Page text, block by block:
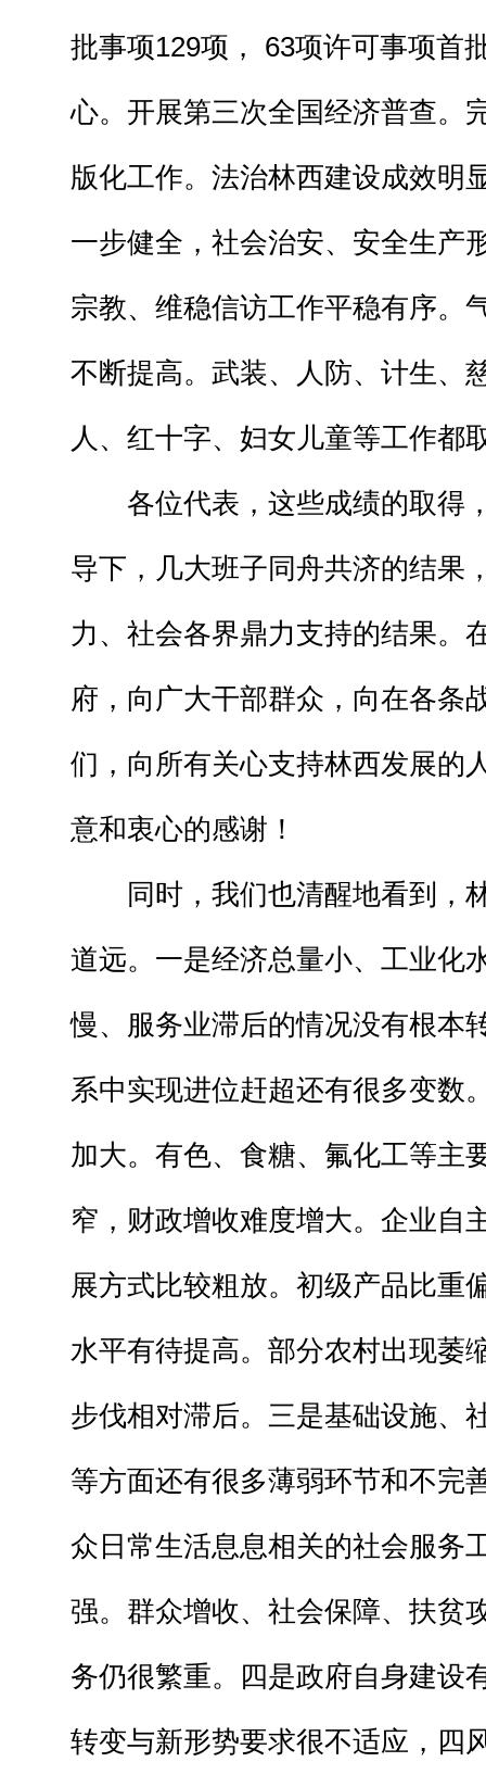
批事项129项， 63项许可事项首
心。开展第三次全国经济普查。
版化工作。法治林西建设成效明
一步健全，社会治安、安全生产
宗教、维稳信访工作平稳有序。
不断提高。武装、人防、计生、
人、红十字、妇女儿童等工作都
各位代表，这些成绩的取得
导下，几大班子同舟共济的结果
力、社会各界鼎力支持的结果。
府，向广大干部群众，向在各条
们，向所有关心支持林西发展的
意和衷心的感谢！
同时，我们也清醒地看到，
道远。一是经济总量小、工业化
慢、服务业滞后的情况没有根本
系中实现进位赶超还有很多变数
加大。有色、食糖、氟化工等主
窄，财政增收难度增大。企业自
展方式比较粗放。初级产品比重
水平有待提高。部分农村出现萎
步伐相对滞后。三是基础设施、
等方面还有很多薄弱环节和不完
众日常生活息息相关的社会服务
强。群众增收、社会保障、扶贫
务仍很繁重。四是政府自身建设
转变与新形势要求很不适应，四